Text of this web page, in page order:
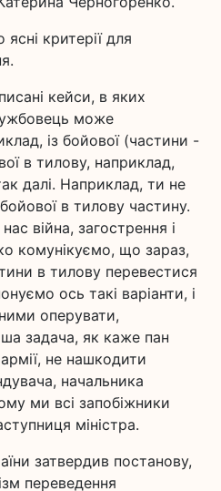
критерії для
кейси, в яких
може
із бойової (частини -
в тилову, наприклад,
далі. Наприклад, ти не
в тилову частину.
війна, загострення і
комунікуємо, що зараз,
в тилову перевестися
ось такі варіанти, і
оперувати,
задача, як каже пан
не нашкодити
начальника
ми всі запобіжники
міністра.
затвердив постанову,
переведення